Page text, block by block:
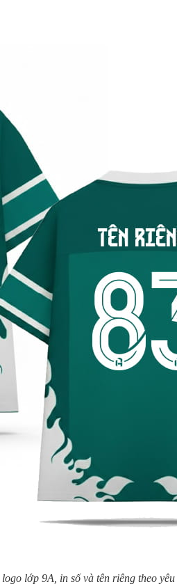
lớp 9A, in số và tên riêng theo yêu